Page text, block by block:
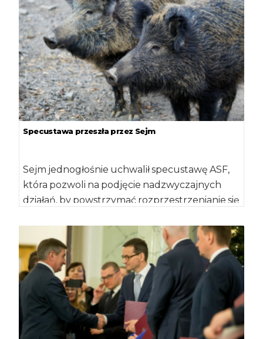
Specustawa przeszła przez Sejm
Sejm jednogłośnie uchwalił specustawę ASF,
która pozwoli na podjęcie nadzwyczajnych
działań, by powstrzymać rozprzestrzenianie się